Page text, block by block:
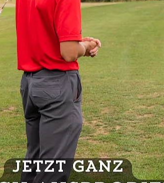
Mannschaft motiviert an, um bei
zu sammeln.
würden heute eine besondere Herausforderung
Konzentration und körperliche
ihren Leistungen unzufrieden und so reichte
nicht vorkam, aber angesichts der